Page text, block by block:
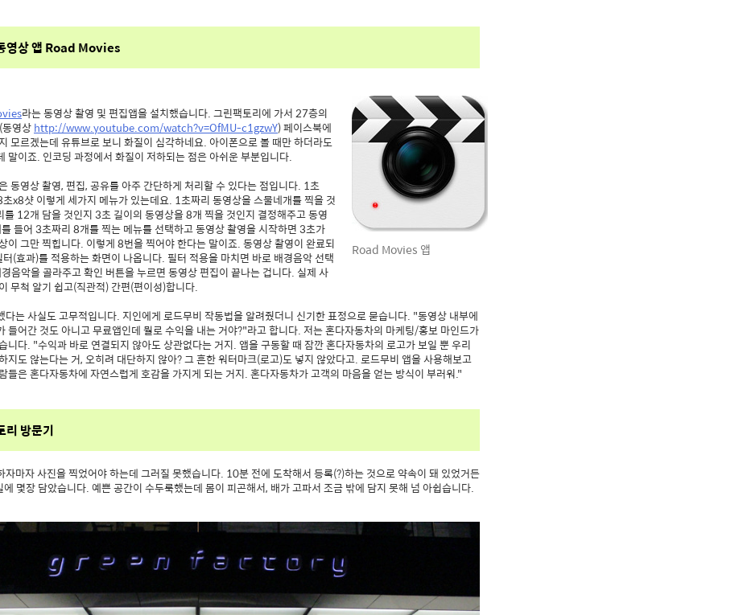
영상 앱 Road Movies
Road Movies 앱
라는 동영상 촬영 및 편집앱을 설치했습니다. 그린팩토리에 가서 27층의
영상http://www.youtube.com/watch?v=OfMU-c1gzwY) 페이스북에
모르겠는데 유튜브로 보니 화질이 심각하네요. 아이폰으로 볼 때만 하더라도
말이죠. 인코딩 과정에서 화질이 저하되는 점은 아쉬운 부분입니다.
동영상 촬영, 편집, 공유를 아주 간단하게 처리할 수 있다는 점입니다. 1초
x8샷 이렇게 세가지 메뉴가 있는데요. 1초짜리 동영상을 스물네개를 찍을 것
를 12개 담을 것인지 3초 길이의 동영상을 8개 찍을 것인지 결정해주고 동영
들어 3초짜리 8개를 찍는 메뉴를 선택하고 동영상 촬영을 시작하면 3초가
이 그만 찍힙니다. 이렇게 8번을 찍어야 한다는 말이죠. 동영상 촬영이 완료되
(효과)를 적용하는 화면이 나옵니다. 필터 적용을 마치면 바로 배경음악 선택
음악을 골라주고 확인 버튼을 누르면 동영상 편집이 끝나는 겁니다. 실제 사
무척 알기 쉽고(직관적) 간편(편이성)합니다.
다는 사실도 고무적입니다. 지인에게 로드무비 작동법을 알려줬더니 신기한 표정으로 묻습니다. "동영상 내부에
들어간 것도 아니고 무료앱인데 뭘로 수익을 내는 거야?"라고 합니다. 저는 혼다자동차의 마케팅/홍보 마인드가
니다. "수익과 바로 연결되지 않아도 상관없다는 거지. 앱을 구동할 때 잠깐 혼다자동차의 로고가 보일 뿐 우리
지도 않는다는 거, 오히려 대단하지 않아? 그 흔한 워터마크(로고)도 넣지 않았다고. 로드무비 앱을 사용해보고
들은 혼다자동차에 자연스럽게 호감을 가지게 되는 거지. 혼다자동차가 고객의 마음을 얻는 방식이 부러워."
리 방문기
자마자 사진을 찍었어야 하는데 그러질 못했습니다. 10분 전에 도착해서 등록(?)하는 것으로 약속이 돼 있었거든
몇장 담았습니다. 예쁜 공간이 수두룩했는데 몸이 피곤해서, 배가 고파서 조금 밖에 담지 못해 넘 아쉽습니다.